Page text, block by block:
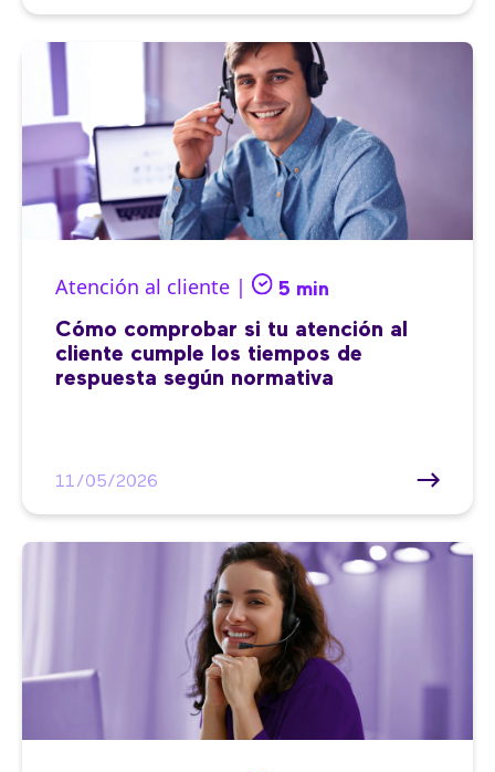
Atención al cliente | 5 min
Cómo comprobar si tu atención al
cliente cumple los tiempos de
respuesta según normativa
11/05/2026